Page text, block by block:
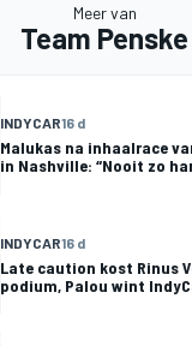
Meer van
Team Penske
INDYCAR16 d
Malukas na inhaalrace
in Nashville: “Nooit zo
INDYCAR16 d
Late caution kost Rinus
podium, Palou wint